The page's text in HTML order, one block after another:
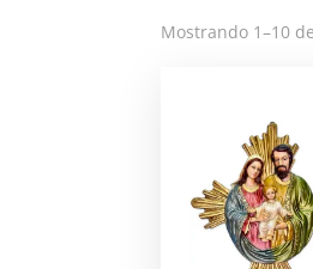
Mostrando 1–10